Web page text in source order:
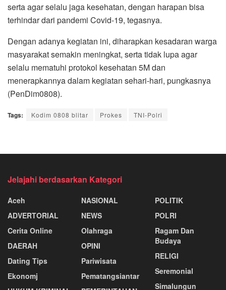
serta agar selalu jaga kesehatan, dengan harapan bisa
terhindar dari pandemi Covid-19, tegasnya.
Dengan adanya kegiatan ini, diharapkan kesadaran warga
masyarakat semakin meningkat, serta tidak lupa agar
selalu mematuhi protokol kesehatan 5M dan
menerapkannya dalam kegiatan sehari-hari, pungkasnya
(PenDim0808).
Tags: Kodim 0808 blitar Prokes TNI-Polri
Jelajahi berdasarkan Kategori
Aceh
ADVERTORIAL
Cerita Online
DAERAH
Dating Tips
Ekonomj
NASIONAL
NEWS
Olahraga
OPINI
Pariwisata
Pematangsiantar
POLITIK
POLRI
Ragam Dan
Budaya
RELIGI
Seremonial
Simalungun